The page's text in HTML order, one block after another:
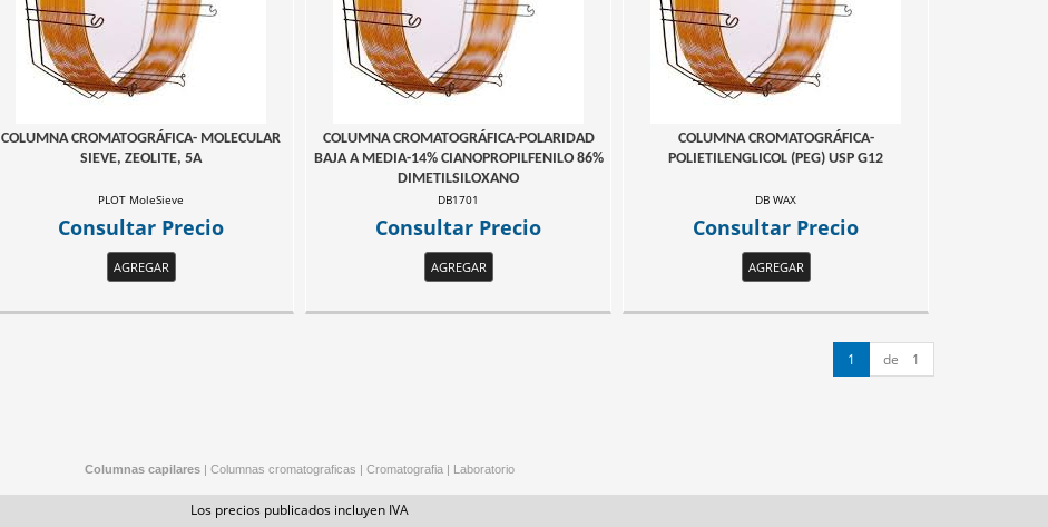
COLUMNA CROMATOGRÁFICA- MOLECULAR
SIEVE, ZEOLITE, 5A
PLOT MoleSieve
Consultar Precio
AGREGAR
COLUMNA CROMATOGRÁFICA-POLARIDAD
BAJA A MEDIA-14% CIANOPROPILFENILO 86%
DIMETILSILOXANO
DB1701
Consultar Precio
AGREGAR
COLUMNA CROMATOGRÁFICA-
POLIETILENGLICOL (PEG) USP G12
DB WAX
Consultar Precio
AGREGAR
1 de 1
Columnas capilares | Columnas cromatograficas | Cromatografia | Laboratorio
Los precios publicados incluyen IVA